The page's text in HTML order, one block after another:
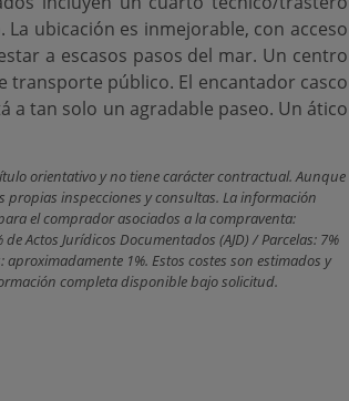
ubicación es inmejorable, con acceso
a escasos pasos del mar. Un centro
transporte público. El ‌encantador ‌casco
a tan solo un agradable ‌paseo. Un ‌ático
orientativo y no tiene carácter contractual. Aunque
inspecciones y consultas. La información
el comprador asociados a la compraventa:
Actos Jurídicos Documentados (AJD) / Parcelas: 7%
aproximadamente 1%. Estos costes son estimados y
completa disponible bajo solicitud.